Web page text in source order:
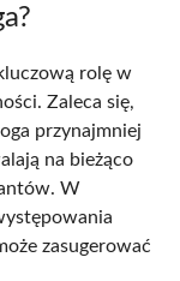
rolę w
Zaleca się,
przynajmniej
na bieżąco
W
zasugerować